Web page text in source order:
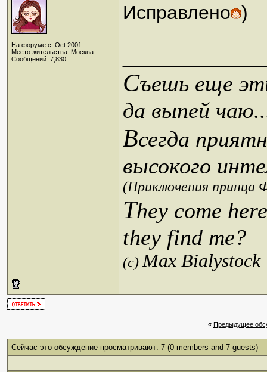
На форуме с: Oct 2001
Место жительства: Москва
Сообщений: 7,830
Исправлено )
Съешь еще
да выпей
Всегда
высокого
(Приключения принца
They come
they find me?
(c)Max Bialystock
« Предыдущее
Сейчас это обсуждение просматривают: 7 (0 members and 7 guests)